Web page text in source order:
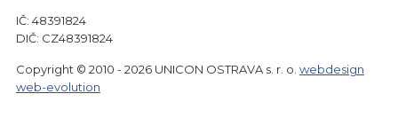
IČ: 48391824
DIČ: CZ48391824
Copyright © 2010 - 2026 UNICON OSTRAVA s. r. o. webdesign
web-evolution